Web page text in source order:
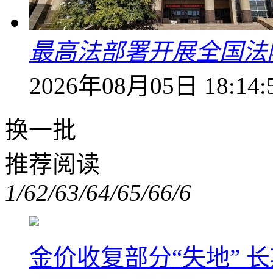
最高法部署开展全国
2026年08月05日
换一批
推荐阅读
1/62/63/64/65/66/6
金价收复部分“失地”